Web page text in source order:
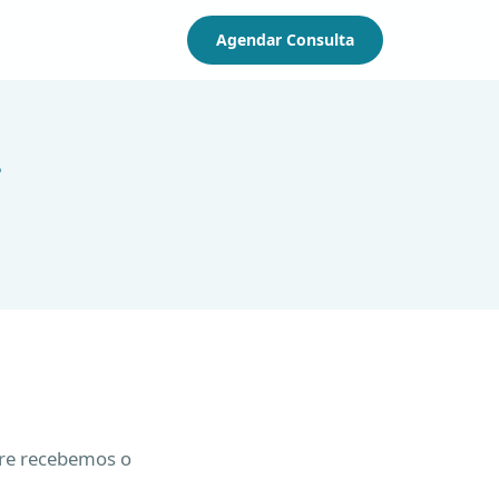
Agendar Consulta
recebemos o